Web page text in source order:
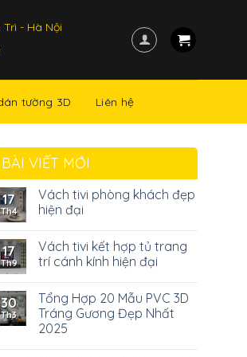
Trì - Hà Nội
tường 3D Liên hệ
BÀI VIẾT MỚI
17
Th4
Vách tivi phòng khách đẹp
hiện đại
17
Th9
Vách tivi kết hợp tủ trang
trí cánh kính hiện đại
30
Th3
Tổng Hợp 20 Mẫu PVC 3D
Tráng Gương Đẹp Nhất
2025